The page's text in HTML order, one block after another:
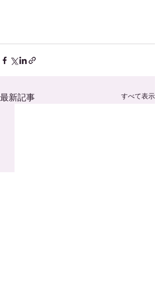
最新記事 すべて表示